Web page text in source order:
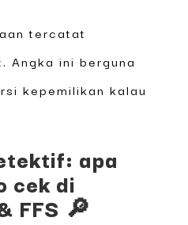
tercatat
Angka ini berguna
kepemilikan kalau
apa
cek di
FFS 🔎